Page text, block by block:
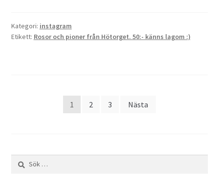
Kategori: instagram
Etikett: Rosor och pioner från Hötorget. 50:- känns lagom :)
Sidnumrering
1 2 3 Nästa
Sök
efter: